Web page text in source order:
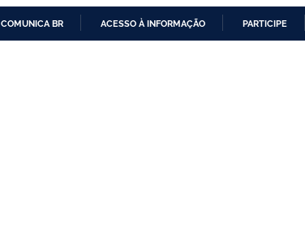
COMUNICA BR ACESSO À INFORMAÇÃO PARTICIPE